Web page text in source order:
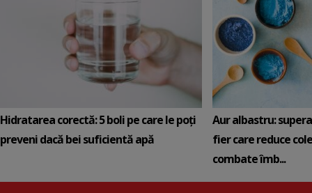
Hidratarea corectă: 5 boli pe care le poți
preveni dacă bei suficientă apă
Aur albastru:
fier care reduce
combate îmb...